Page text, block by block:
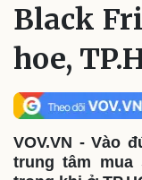
Quốc hội
Nhận diện sự thật
Black
hoe,
VOV.VN - Vào
trung tâm mua